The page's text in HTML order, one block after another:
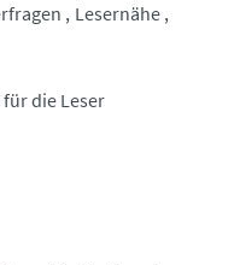
Lesernähe
die Leser